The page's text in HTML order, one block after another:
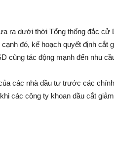
ra dưới thời Tổng thống đắc cử
đó, kế hoạch quyết định cắt
cũng tác động mạnh đến nhu
các nhà đầu tư trước các
các công ty khoan dầu cắt